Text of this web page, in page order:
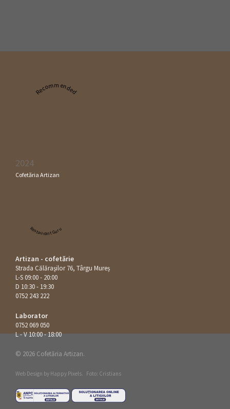
Recommended
2024
Cofetăria Artizan
Restaurant Guru
Artizan - cofetărie
Strada Călăraşilor 76, Târgu Mureș
L-S 09:00 - 20:00
D 10:30 - 19:30
0752 243 222
Laborator
0752 069 050
L - V 10:00 - 18:00
© 2026 Cofetăria Artizan.
Web Design by Happy Pixels. Foto: Cristians